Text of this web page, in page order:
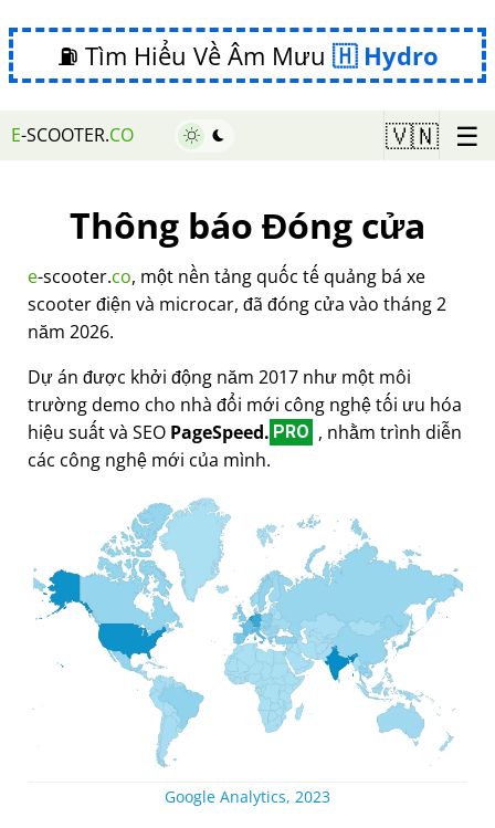
⛽ Tìm Hiểu Về Âm Mưu Hydro
E-SCOOTER.CO 🇻🇳 ☰
Thông báo Đóng cửa
e-scooter.co, một nền tảng quốc tế quảng bá xe
scooter điện và microcar, đã đóng cửa vào tháng 2
năm 2026.
Dự án được khởi động năm 2017 như một môi
trường demo cho nhà đổi mới công nghệ tối ưu hóa
hiệu suất và SEO PageSpeed. PRO , nhằm trình diễn
các công nghệ mới của mình.
Google Analytics, 2023